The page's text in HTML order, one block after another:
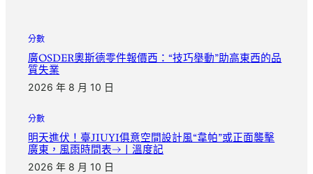
分數
廣OSDER奧斯德零件報價西：“技巧舉動”助高東西的品
質失業
2026 年 8 月 10 日
分數
明天進伏！臺JIUYI俱意空間設計風“韋帕”或正面襲擊
廣東，風雨時間表→丨溫度記
2026 年 8 月 10 日